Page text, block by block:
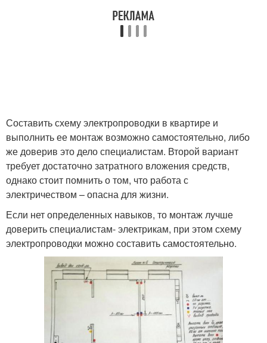
Составить схему электропроводки в квартире и
выполнить ее монтаж возможно самостоятельно, либо
же доверив это дело специалистам. Второй вариант
требует достаточно затратного вложения средств,
однако стоит помнить о том, что работа с
электричеством – опасна для жизни.
Если нет определенных навыков, то монтаж лучше
доверить специалистам- электрикам, при этом схему
электропроводки можно составить самостоятельно.